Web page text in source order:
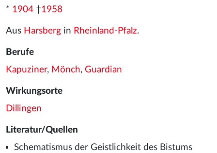
* 1904 †1958
Aus Harsberg in Rheinland-Pfalz.
Berufe
Kapuziner, Mönch, Guardian
Wirkungsorte
Dillingen
Literatur/Quellen
Schematismus der Geistlichkeit des Bistums